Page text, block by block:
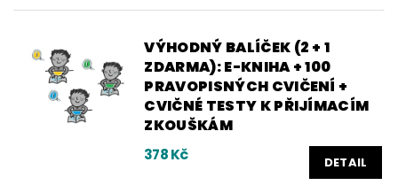
VÝHODNÝ BALÍČEK (2 + 1
ZDARMA): E-KNIHA + 100
PRAVOPISNÝCH CVIČENÍ +
CVIČNÉ TESTY K PŘIJÍMACÍM
ZKOUŠKÁM
378 Kč DETAIL